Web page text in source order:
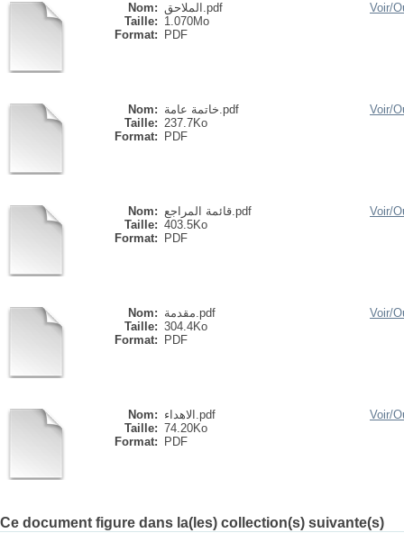
Nom:
الملاحق.pdf
Taille: 1.070Mo
Format:
PDF
Voir/
Nom:
خاتمة عامة.pdf
Taille: 237.7Ko
Format:
PDF
Voir/
Nom:
قائمة المراجع.pdf
Taille: 403.5Ko
Format:
PDF
Voir/
Nom:
مقدمة.pdf
Taille: 304.4Ko
Format:
PDF
Voir/
Nom:
الاهداء.pdf
Taille: 74.20Ko
Format:
PDF
Voir/
Ce document figure dans la(les) collection(s) suivante(s)